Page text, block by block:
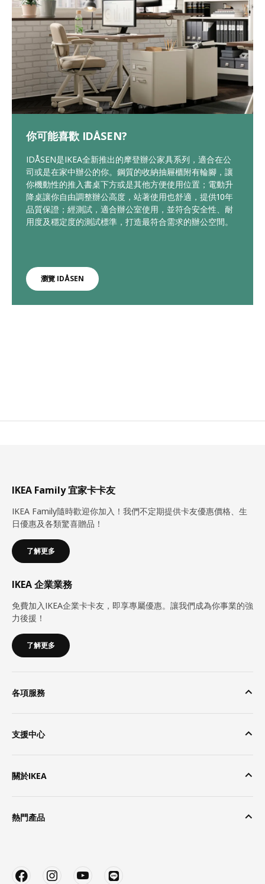
你可能喜歡 IDÅSEN?
IDÅSEN是IKEA全新推出的摩登辦公家具系列，適合在公
司或是在家中辦公的你。鋼質的收納抽屜櫃附有輪腳，讓
你機動性的推入書桌下方或是其他方便使用位置；電動升
降桌讓你自由調整辦公高度，站著使用也舒適，提供10年
品質保證；經測試，適合辦公室使用，並符合安全性、耐
用度及穩定度的測試標準，打造最符合需求的辦公空間。
瀏覽 IDÅSEN
IKEA Family 宜家卡卡友
IKEA Family隨時歡迎你加入！我們不定期提供卡友優惠價格、生
日優惠及各類驚喜贈品！
了解更多
IKEA 企業業務
免費加入IKEA企業卡卡友，即享專屬優惠。讓我們成為你事業的強
力後援！
了解更多
各項服務
支援中心
關於IKEA
熱門產品